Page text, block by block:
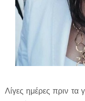
Λίγες ημέρες πριν τα